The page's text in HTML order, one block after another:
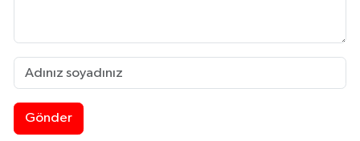
Gönder